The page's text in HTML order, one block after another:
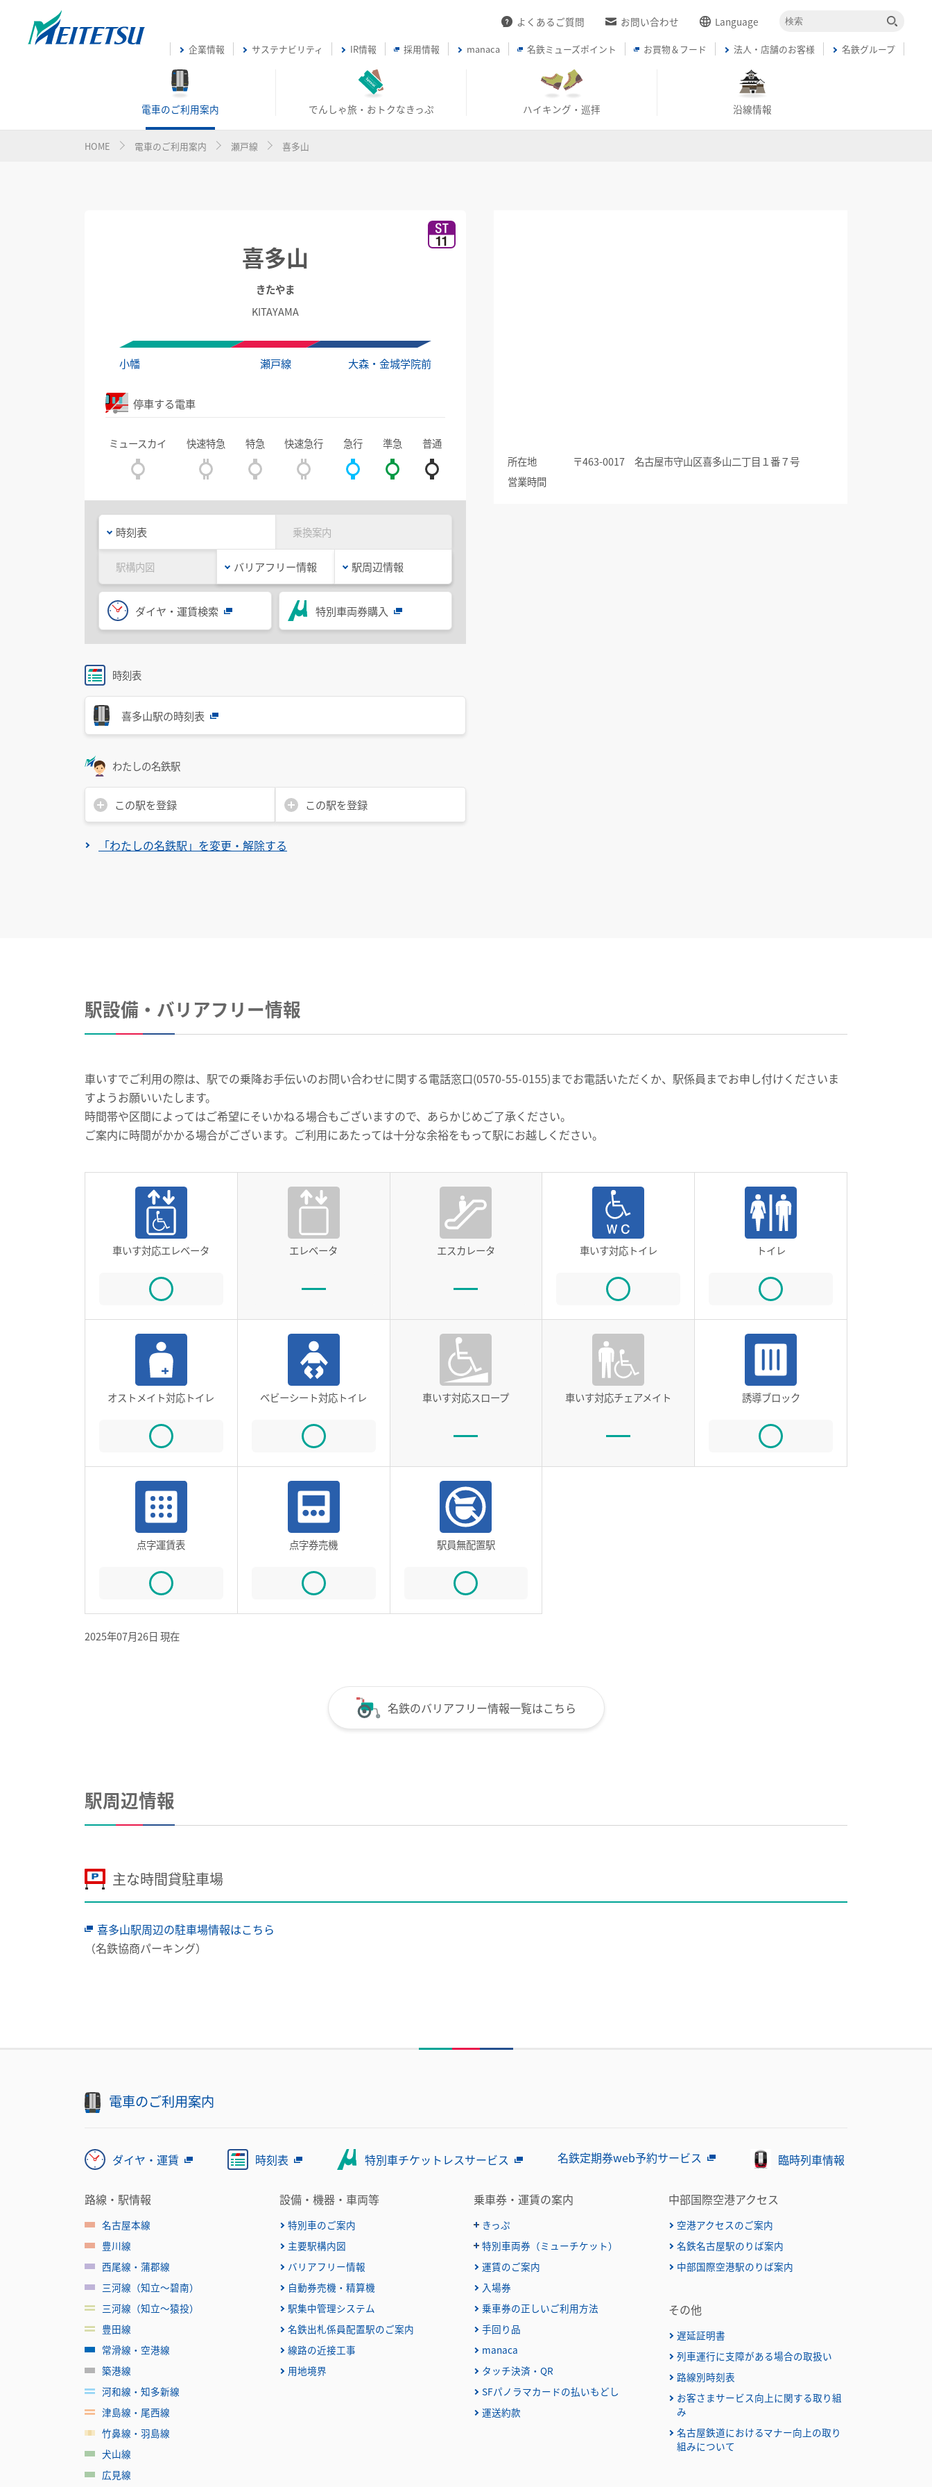
電車のご利用案内 でんしゃ旅・おトクなきっぷ ハイキング・巡拝 沿線情報
よくあるご質問 お問い合わせ Language
企業情報 サステナビリティ IR情報 採用情報 manaca 名鉄ミューズポイント お買物＆フード 法人・店舗のお客様 名鉄グループ
English
簡体中文
繁体中文
HOME 電車のご利用案内 瀬戸線 喜多山
喜多山
きたやま
KITAYAMA
小幡 瀬戸線 大森・金城学院前
停車する電車
ミュースカイ 快速特急 特急 快速急行 急行 準急 普通
時刻表 乗換案内
駅構内図 バリアフリー情報 駅周辺情報
ダイヤ・運賃検索 特別車両券購入
時刻表
喜多山駅の時刻表
わたしの名鉄駅
この駅を登録 この駅を登録
「わたしの名鉄駅」を変更・解除する
所在地
〒463-0017 名古屋市守山区喜多山二丁目１番７号
営業時間
駅設備・バリアフリー情報
車いすでご利用の際は、駅での乗降お手伝いのお問い合わせに関する電話窓口(0570-55-0155)までお電話いただくか、駅係員までお申し付けくださいま
すようお願いいたします。
時間帯や区間によってはご希望にそいかねる場合もございますので、あらかじめご了承ください。
ご案内に時間がかかる場合がございます。ご利用にあたっては十分な余裕をもって駅にお越しください。
車いす対応エレベータ エレベータ エスカレータ 車いす対応トイレ トイレ
オストメイト対応トイレ ベビーシート対応トイレ 車いす対応スロープ 車いす対応チェアメイト 誘導ブロック
点字運賃表 点字券売機 駅員無配置駅
2025年07月26日 現在
名鉄のバリアフリー情報一覧はこちら
駅周辺情報
主な時間貸駐車場
喜多山駅周辺の駐車場情報はこちら
（名鉄協商パーキング）
電車のご利用案内
ダイヤ・運賃 時刻表 特別車チケットレスサービス 名鉄定期券web予約サービス 臨時列車情報
路線・駅情報
名古屋本線
豊川線
西尾線・蒲郡線
三河線（知立～碧南）
三河線（知立～猿投）
豊田線
常滑線・空港線
築港線
河和線・知多新線
津島線・尾西線
竹鼻線・羽島線
犬山線
広見線
設備・機器・車両等
特別車のご案内
主要駅構内図
バリアフリー情報
自動券売機・精算機
駅集中管理システム
名鉄出札係員配置駅のご案内
線路の近接工事
用地境界
乗車券・運賃の案内
きっぷ
おとなとこども
普通乗車券
特殊割引回数券
名鉄定期券web予約サービス
団体乗車券
障害者割引および学生割引
きっぷの変更・交換
きっぷをなくした場合
きっぷの払いもどし
特別車両券（ミューチケット）
特別車両券（ミューチケット）
乗継ミューチケット
特別車両券の払いもどし
運賃のご案内
入場券
乗車券の正しいご利用方法
手回り品
manaca
タッチ決済・QR
SFパノラマカードの払いもどし
運送約款
中部国際空港アクセス
空港アクセスのご案内
名鉄名古屋駅のりば案内
中部国際空港駅のりば案内
その他
遅延証明書
列車運行に支障がある場合の取扱い
路線別時刻表
お客さまサービス向上に関する取り組
み
名古屋鉄道におけるマナー向上の取り
組みについて